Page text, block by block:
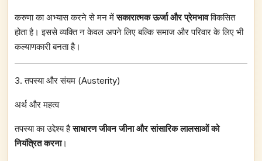
करुणा का अभ्यास करने से मन मेंसकारात्मक ऊर्जा और प्रेमभावविकसित
होता है। इससे व्यक्ति न केवल अपने लिए बल्कि समाज और परिवार के लिए भी
कल्याणकारी बनता है।
3. तपस्या और संयम (Austerity)
अर्थ और महत्व
तपस्या का उद्देश्य हैसाधारण जीवन जीना और सांसारिक लालसाओं को
नियंत्रित करना।